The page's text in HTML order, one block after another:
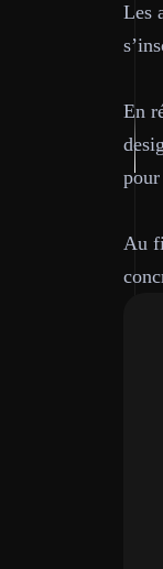
Les
En
Au